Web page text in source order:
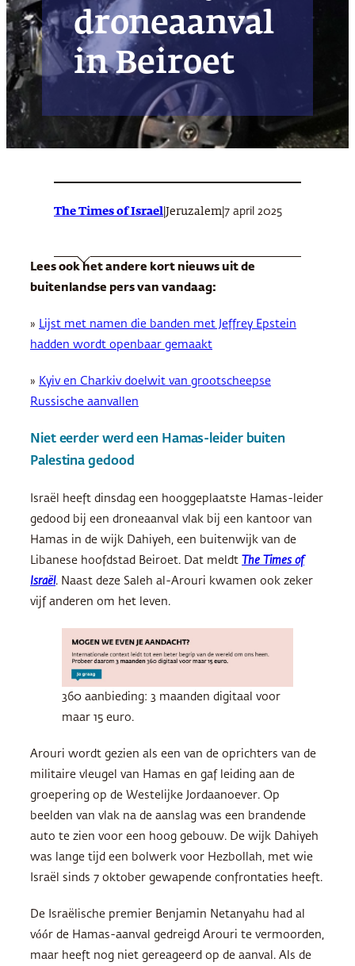
droneaanval
in Beiroet
The Times of Israel Jeruzalem 7 april 2025
Lees ook het andere kort nieuws uit de
buitenlandse pers van vandaag:
»
Lijst met namen die banden met Jeffrey Epstein
hadden wordt openbaar gemaakt
» Kyiv en Charkiv doelwit van grootscheepse
Russische aanvallen
Niet eerder werd een Hamas-leider buiten
Palestina gedood
Israël heeft dinsdag een hooggeplaatste Hamas-leider
gedood bij een droneaanval vlak bij een kantoor van
Hamas in de wijk Dahiyeh, een buitenwijk van de
Libanese hoofdstad Beiroet. Dat meldt The Times of
Israël. Naast deze Saleh al-Arouri kwamen ook zeker
vijf anderen om het leven.
360 aanbieding: 3 maanden digitaal voor
maar 15 euro.
Arouri wordt gezien als een van de oprichters van de
militaire vleugel van Hamas en gaf leiding aan de
groepering op de Westelijke Jordaanoever. Op
beelden van vlak na de aanslag was een brandende
auto te zien voor een hoog gebouw. De wijk Dahiyeh
was lange tijd een bolwerk voor Hezbollah, met wie
Israël sinds 7 oktober gewapende confrontaties heeft.
De Israëlische premier Benjamin Netanyahu had al
vóór de Hamas-aanval gedreigd Arouri te vermoorden,
maar heeft nog niet gereageerd op de aanval. Als de